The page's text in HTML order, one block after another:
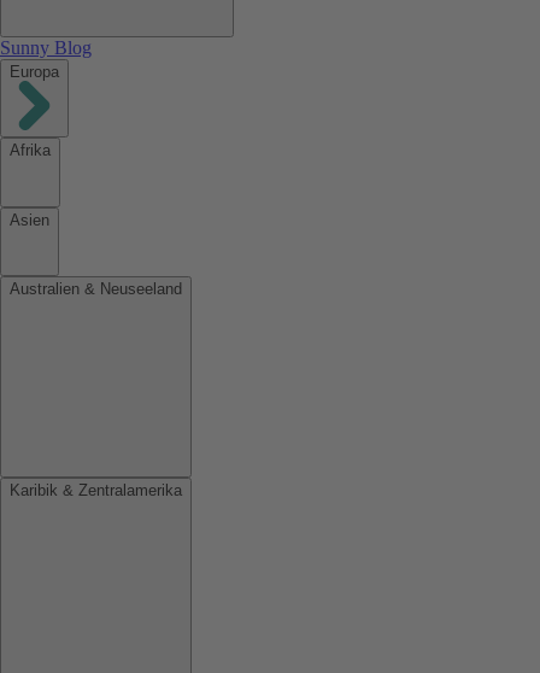
Sunny Blog
Europa
Afrika
Asien
Australien & Neuseeland
Karibik & Zentralamerika